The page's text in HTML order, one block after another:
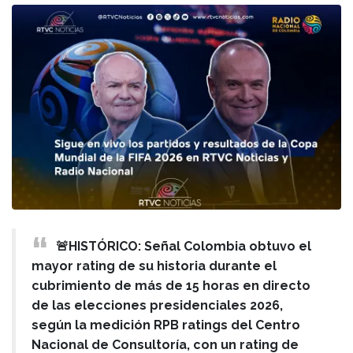
🚨HISTÓRICO: Señal Colombia obtuvo el
mayor rating de su historia durante el
cubrimiento de más de 15 horas en directo
de las elecciones presidenciales 2026,
según la medición RPB ratings del Centro
Nacional de Consultoría, con un rating de